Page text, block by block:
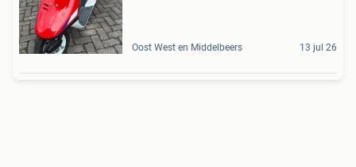
Oost West en Middelbeers 13 jul 26